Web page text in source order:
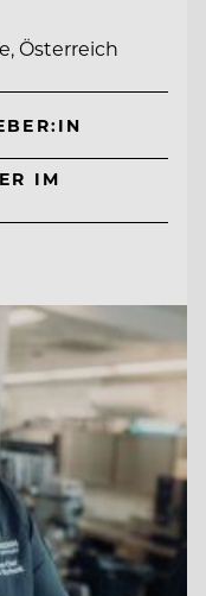
Österreich
IM